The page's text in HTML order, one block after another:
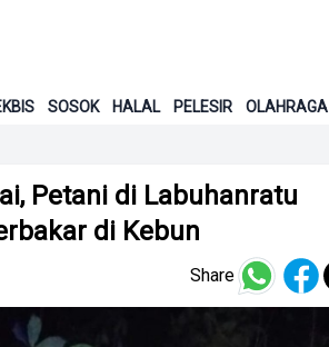
SOSOK HALAL PELESIR OLAHRAGA
Petani di Labuhanratu
di Kebun
Share